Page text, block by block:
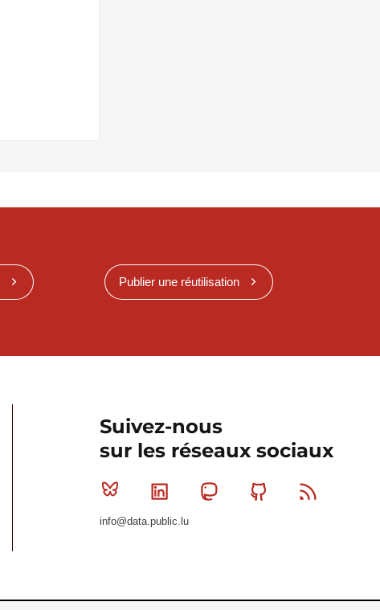
Publier une réutilisation
Suivez-nous
sur les réseaux sociaux
Bluesky Linkedin MastodonGithub
info@data.public.lu